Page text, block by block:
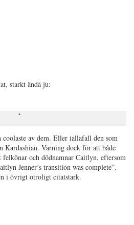
starkt ändå ju:
av dem. Eller iallafall den som
Kardashian. Varning dock för att både
och dödnamnar Caitlyn, eftersom
Jenner’s transition was complete”.
i övrigt otroligt citatstark.